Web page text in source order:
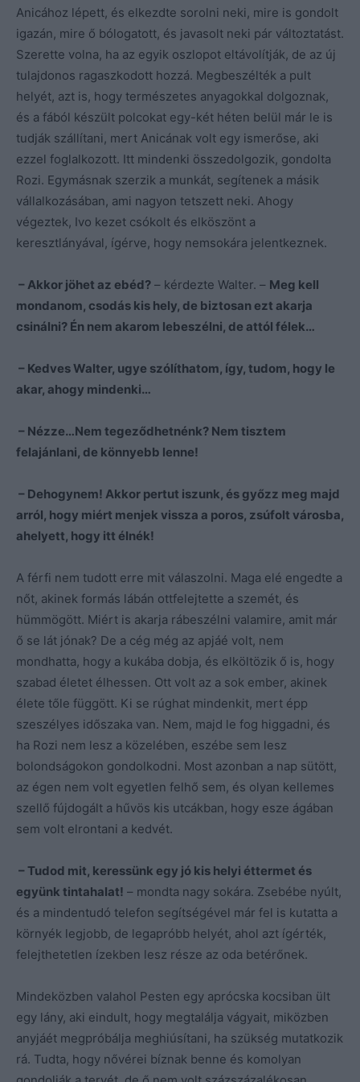
Anicához lépett, és elkezdte sorolni neki, mire is gondolt
igazán, mire ő bólogatott, és javasolt neki pár változtatást.
Szerette volna, ha az egyik oszlopot eltávolítják, de az új
tulajdonos ragaszkodott hozzá. Megbeszélték a pult
helyét, azt is, hogy természetes anyagokkal dolgoznak,
és a fából készült polcokat egy-két héten belül már le is
tudják szállítani, mert Anicának volt egy ismerőse, aki
ezzel foglalkozott. Itt mindenki összedolgozik, gondolta
Rozi. Egymásnak szerzik a munkát, segítenek a másik
vállalkozásában, ami nagyon tetszett neki. Ahogy
végeztek, Ivo kezet csókolt és elköszönt a
keresztlányával, ígérve, hogy nemsokára jelentkeznek.
– Akkor jöhet az ebéd? – kérdezte Walter. – Meg kell
mondanom, csodás kis hely, de biztosan ezt akarja
csinálni? Én nem akarom lebeszélni, de attól félek…
– Kedves Walter, ugye szólíthatom, így, tudom, hogy le
akar, ahogy mindenki…
– Nézze…Nem tegeződhetnénk? Nem tisztem
felajánlani, de könnyebb lenne!
– Dehogynem! Akkor pertut iszunk, és győzz meg majd
arról, hogy miért menjek vissza a poros, zsúfolt városba,
ahelyett, hogy itt élnék!
A férfi nem tudott erre mit válaszolni. Maga elé engedte a
nőt, akinek formás lábán ottfelejtette a szemét, és
hümmögött. Miért is akarja rábeszélni valamire, amit már
ő se lát jónak? De a cég még az apjáé volt, nem
mondhatta, hogy a kukába dobja, és elköltözik ő is, hogy
szabad életet élhessen. Ott volt az a sok ember, akinek
élete tőle függött. Ki se rúghat mindenkit, mert épp
szeszélyes időszaka van. Nem, majd le fog higgadni, és
ha Rozi nem lesz a közelében, eszébe sem lesz
bolondságokon gondolkodni. Most azonban a nap sütött,
az égen nem volt egyetlen felhő sem, és olyan kellemes
szellő fújdogált a hűvös kis utcákban, hogy esze ágában
sem volt elrontani a kedvét.
– Tudod mit, keressünk egy jó kis helyi éttermet és
együnk tintahalat! – mondta nagy sokára. Zsebébe nyúlt,
és a mindentudó telefon segítségével már fel is kutatta a
környék legjobb, de legapróbb helyét, ahol azt ígérték,
felejthetetlen ízekben lesz része az oda betérőnek.
Mindeközben valahol Pesten egy aprócska kocsiban ült
egy lány, aki eindult, hogy megtalálja vágyait, miközben
anyjáét megpróbálja meghiúsítani, ha szükség mutatkozik
rá. Tudta, hogy nővérei bíznak benne és komolyan